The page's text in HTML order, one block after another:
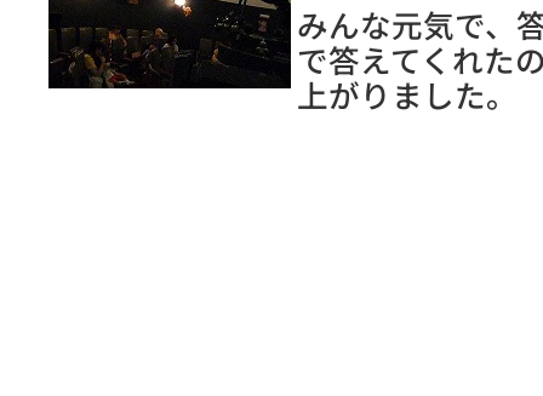
みんな元気で、
で答えてくれた
上がりました。